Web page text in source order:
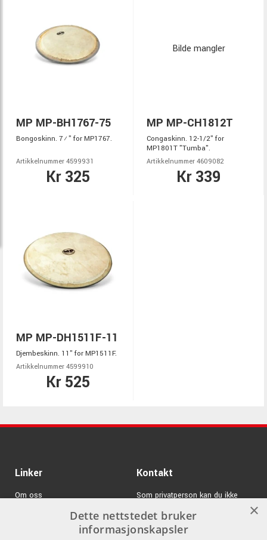
MP MP-BH1767-75
Bongoskinn. 7½" for MP1767.
Artikkelnummer 4599931
Kr 325
Bilde mangler
MP MP-CH1812T
Congaskinn. 12-1/2" for
MP1801T "Tumba".
Artikkelnummer 4609082
Kr 339
MP MP-DH1511F-11
Djembeskinn. 11" for MP1511F.
Artikkelnummer 4599910
Kr 525
Linker
Om oss
Kontakt
Som privatperson kan du ikke
kjøpe på denne nettsiden, alt salg
skjer gjennom våre forhandlere.
×
Dette nettstedet bruker
informasjonskapsler